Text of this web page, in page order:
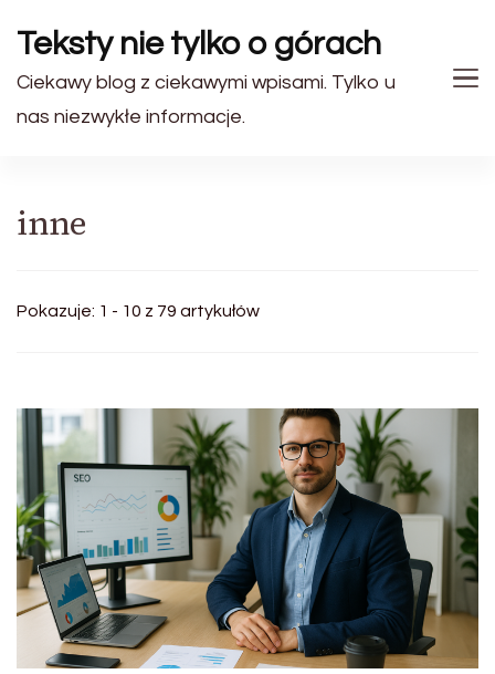
Teksty nie tylko o górach
Ciekawy blog z ciekawymi wpisami. Tylko u
nas niezwykłe informacje.
inne
Pokazuje: 1 - 10 z 79 artykułów